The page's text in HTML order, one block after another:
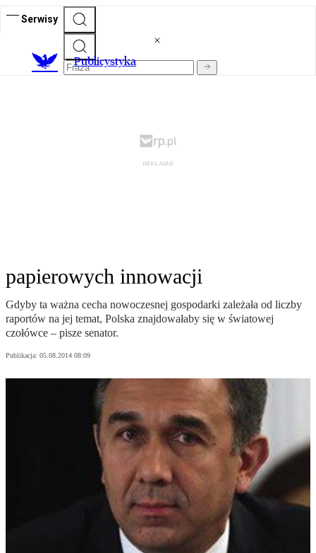
Serwisy
Publicystyka
papierowych innowacji
Gdyby ta ważna cecha nowoczesnej gospodarki zależała od liczby
raportów na jej temat, Polska znajdowałaby się w światowej
czołówce – pisze senator.
Publikacja: 05.08.2014 08:09